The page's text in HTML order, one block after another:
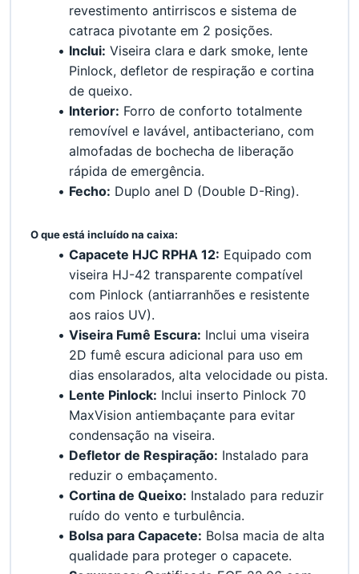
revestimento antirriscos e sistema de
catraca pivotante em 2 posições.
Inclui: Viseira clara e dark smoke, lente
Pinlock, defletor de respiração e cortina
de queixo.
Interior: Forro de conforto totalmente
removível e lavável, antibacteriano, com
almofadas de bochecha de liberação
rápida de emergência.
Fecho: Duplo anel D (Double D-Ring).
﻿O que está incluído na caixa:
Capacete HJC RPHA 12: Equipado com
viseira HJ-42 transparente compatível
com Pinlock (antiarranhões e resistente
aos raios UV).
Viseira Fumê Escura: Inclui uma viseira
2D fumê escura adicional para uso em
dias ensolarados, alta velocidade ou pista.
Lente Pinlock: Inclui inserto Pinlock 70
MaxVision antiembaçante para evitar
condensação na viseira.
Defletor de Respiração: Instalado para
reduzir o embaçamento.
Cortina de Queixo: Instalado para reduzir
ruído do vento e turbulência.
Bolsa para Capacete: Bolsa macia de alta
qualidade para proteger o capacete.